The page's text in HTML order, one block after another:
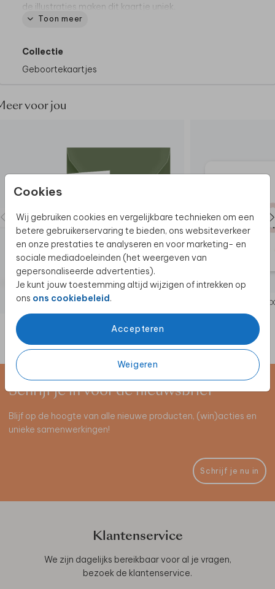
Cookies
Wij gebruiken cookies en vergelijkbare technieken om een
betere gebruikerservaring te bieden, ons websiteverkeer
en onze prestaties te analyseren en voor marketing- en
sociale mediadoeleinden (het weergeven van
gepersonaliseerde advertenties).
Je kunt jouw toestemming altijd wijzigen of intrekken op
ons ons cookiebeleid.
Accepteren
Weigeren
de illustraties maken dit kaartje uniek.
• Kies voor de papiersoort natuurkarton.
• Maak de envelop dicht met een bijpassende
Bij Made for Moments gaan we altijd verder om jullie
een ander formaat willen? Neem dan gerust contact
We helpen je graag!
Zo leuk! Je kunt het geboortekaartje in poster
poster formaathier aan.
Toon meer
Collectie
Geboortekaartjes
voor jou
Schrijf je in voor de nieuwsbrief
Blijf op de hoogte van alle nieuwe producten, (win)acties en
unieke samenwerkingen!
Schrijf je nu in
Klantenservice
We zijn dagelijks bereikbaar voor al je vragen,
bezoek de klantenservice.